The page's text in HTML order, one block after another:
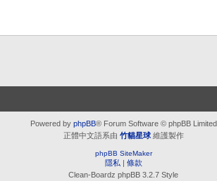
Powered by phpBB® Forum Software © phpBB Limited
正體中文語系由 竹貓星球維護製作
phpBB SiteMaker
隱私
條款
Clean-Boardz phpBB 3.2.7 Style